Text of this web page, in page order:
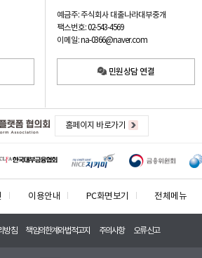
예금주: 주식회사 대출나라대부중개
팩스번호: 02-543-4569
이메일: na-0366@naver.com
민원상담 연결
홈페이지 바로가기
이용안내 PC화면보기 전체메뉴
방침 책임의한계와법적고지 주의사항 오류신고